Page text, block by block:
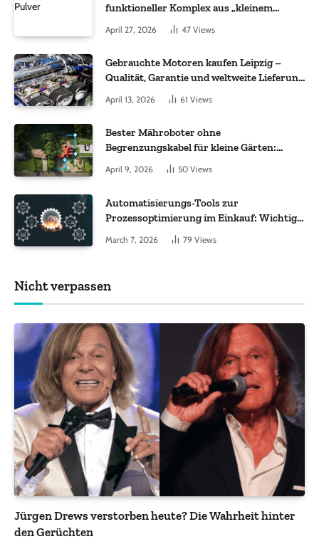
funktioneller Komplex aus „kleinem
Molekül + Metall“
April 27, 2026 47 Views
Gebrauchte Motoren kaufen Leipzig –
Qualität, Garantie und weltweite Lieferung
April 13, 2026 61 Views
Bester Mähroboter ohne
Begrenzungskabel für kleine Gärten:
Worauf es bei 200 bis 500 m² wirklich
ankommt
April 9, 2026 50 Views
Automatisierungs-Tools zur
Prozessoptimierung im Einkauf: Wichtige
Funktionen, auf die Sie achten sollten
March 7, 2026 79 Views
Nicht verpassen
Jürgen Drews verstorben heute? Die Wahrheit hinter
den Gerüchten